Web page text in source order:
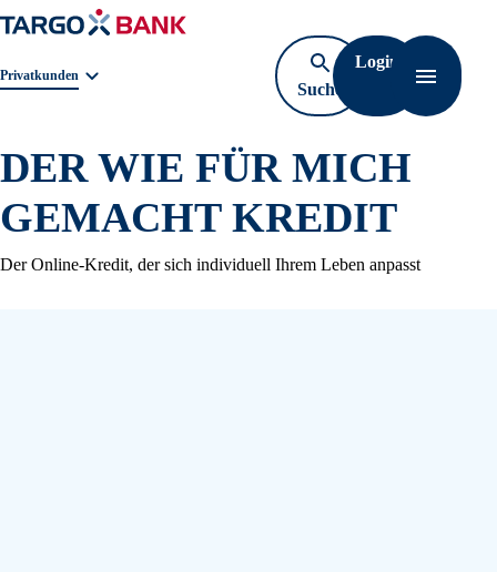
Geschäftsbereichnavigation. Aktuelle Auswahl:
Privatkunden
Suche
öffnen
Login
DER WIE FÜR MICH
GEMACHT KREDIT
Der Online-Kredit, der sich individuell Ihrem Leben anpasst